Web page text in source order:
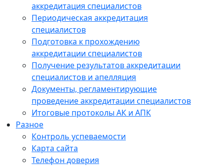
аккредитация специалистов
Периодическая аккредитация
специалистов
Подготовка к прохождению
аккредитации специалистов
Получение результатов аккредитации
специалистов и апелляция
Документы, регламентирующие
проведение аккредитации специалистов
Итоговые протоколы АК и АПК
Разное
Контроль успеваемости
Карта сайта
Телефон доверия